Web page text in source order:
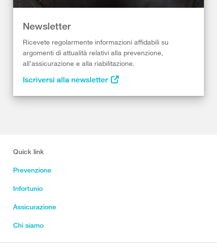
Newsletter
Ricevete regolarmente informazioni affidabili su
argomenti di attualità relativi alla prevenzione,
all’assicurazione e alla riabilitazione.
Iscriversi alla newsletter
Quick link
Prevenzione
Infortunio
Assicurazione
Chi siamo